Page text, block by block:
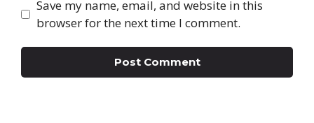
Save my name, email, and website in this
browser for the next time I comment.